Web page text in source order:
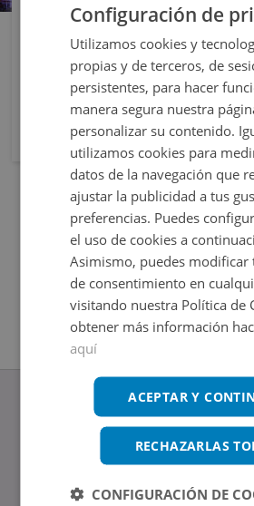
Filtros
Edificio Skylight
Avenida de Manoteras 14-16,
Configuración de
Utilizamos cookies y
propias y de terceros, de
persistentes, para hacer
manera segura nuestra
personalizar su contenido.
utilizamos cookies para
datos de la navegación que
ajustar la publicidad a tus
preferencias. Puedes
el uso de cookies a
Asimismo, puedes modificar
de consentimiento en
visitando nuestra Política de
obtener más información
aquí
ACEPTAR Y
RECHAZARLAS
CONFIGURACIÓN DE